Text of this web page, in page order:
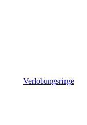
Verlobungsringe